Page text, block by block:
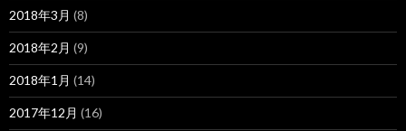
2018年3月 (8)
2018年2月 (9)
2018年1月 (14)
2017年12月 (16)